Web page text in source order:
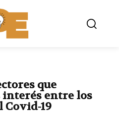
que
entre los
19